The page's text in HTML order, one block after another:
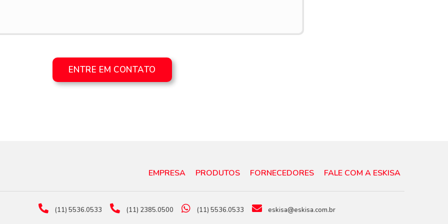
ENTRE EM CONTATO
EMPRESA PRODUTOS FORNECEDORES FALE COM A ESKISA
(11) 5536.0533 (11) 2385.0500 (11) 5536.0533 eskisa@eskisa.com.br